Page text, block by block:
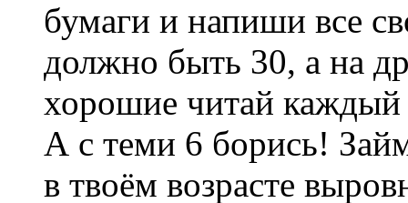
бумаги и напиши все
должно быть 30, а на
хорошие читай
А с теми 6 борись!
в твоём возрасте